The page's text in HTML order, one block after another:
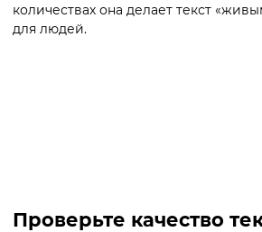
количествах она делает текст
для людей.
Проверьте качество